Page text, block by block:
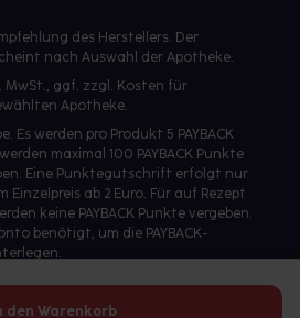
den Warenkorb
des Herstellers. Der
nach Auswahl der Apotheke.
MwSt., ggf. zzgl. Kosten für
Apotheke.
Es werden pro Produkt 5 PAYBACK
maximal 100 PAYBACK Punkte
Eine Punktegutschrift erfolgt nur
Einzelpreis ab 2 Euro. Für auf Rezept
keine PAYBACK Punkte vergeben.
benötigt, um die PAYBACK-